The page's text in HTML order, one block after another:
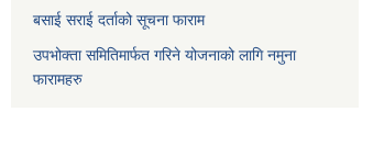
बसाई सराई दर्ताको सूचना फाराम
उपभोक्ता समितिमार्फत गरिने योजनाको लागि नमुना
फारामहरु